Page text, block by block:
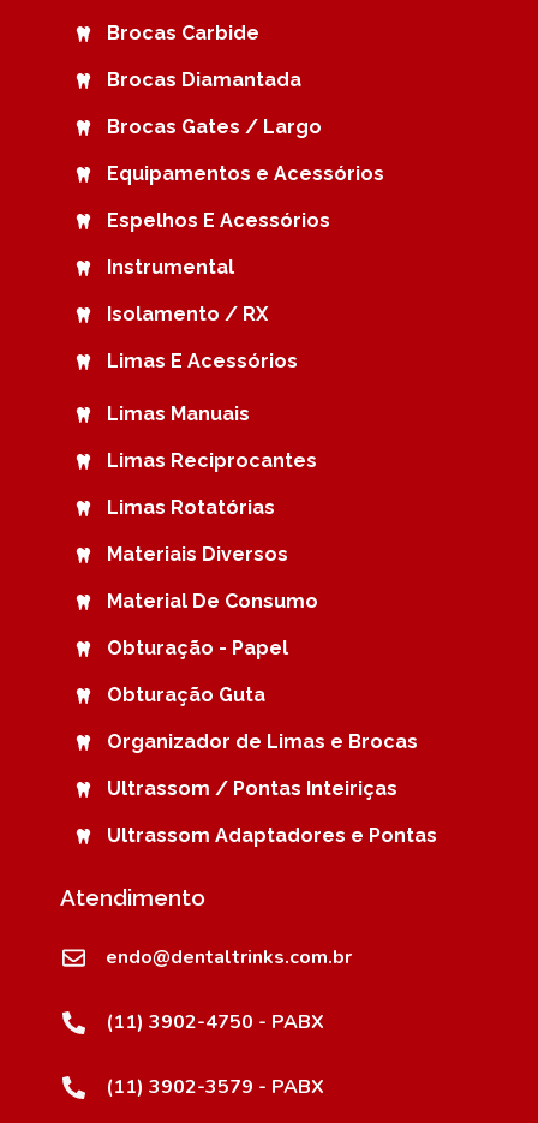
Brocas Carbide
Brocas Diamantada
Brocas Gates / Largo
Equipamentos e Acessórios
Espelhos E Acessórios
Instrumental
Isolamento / RX
Limas E Acessórios
Limas Manuais
Limas Reciprocantes
Limas Rotatórias
Materiais Diversos
Material De Consumo
Obturação - Papel
Obturação Guta
Organizador de Limas e Brocas
Ultrassom / Pontas Inteiriças
Ultrassom Adaptadores e Pontas
Atendimento
endo@dentaltrinks.com.br
(11) 3902-4750 - PABX
(11) 3902-3579 - PABX